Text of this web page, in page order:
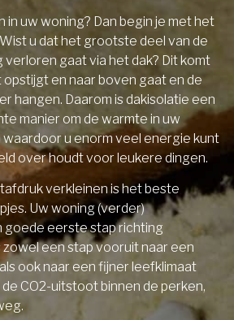
in uw woning? Dan begin je met het
u dat het grootste deel van de
verloren gaat via het dak? Dit komt
en naar boven gaat en de
hangen. Daarom is dakisolatie een
manier om de warmte in uw
u enorm veel energie kunt
over houdt voor leukere dingen.
verkleinen is het beste
Uw woning (verder)
goede eerste stap richting
zowel een stap vooruit naar een
ook naar een fijner leefklimaat
CO2-uitstoot binnen de perken,